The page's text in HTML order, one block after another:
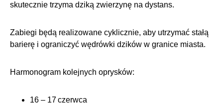
skutecznie trzyma dziką zwierzynę na dystans.
Zabiegi będą realizowane cyklicznie, aby utrzymać stałą
barierę i ograniczyć wędrówki dzików w granice miasta.
Harmonogram kolejnych oprysków:
16 – 17 czerwca